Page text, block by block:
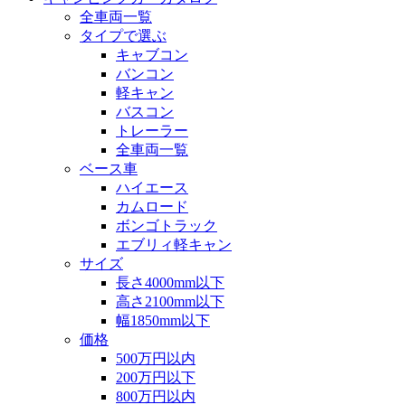
全車両一覧
タイプで選ぶ
キャブコン
バンコン
軽キャン
バスコン
トレーラー
全車両一覧
ベース車
ハイエース
カムロード
ボンゴトラック
エブリィ軽キャン
サイズ
長さ4000mm以下
高さ2100mm以下
幅1850mm以下
価格
500万円以内
200万円以下
800万円以内